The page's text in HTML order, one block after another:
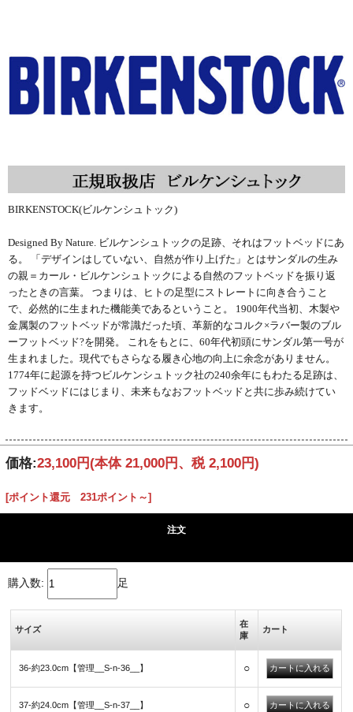
BIRKENSTOCK(ビルケンシュトック)
Designed By Nature. ビルケンシュトックの足跡、それはフットベッドにあ
る。 「デザインはしていない、自然が作り上げた」とはサンダルの生み
の親＝カール・ビルケンシュトックによる自然のフットベッドを振り返
ったときの言葉。 つまりは、ヒトの足型にストレートに向き合うこと
で、必然的に生まれた機能美であるということ。 1900年代当初、木製や
金属製のフットベッドが常識だった頃、革新的なコルク×ラバー製のブル
ーフットベッド?を開発。 これをもとに、60年代初頭にサンダル第一号が
生まれました。現代でもさらなる履き心地の向上に余念がありません。
1774年に起源を持つビルケンシュトック社の240余年にもわたる足跡は、
フッドベッドにはじまり、未来もなおフットベッドと共に歩み続けてい
きます。
価格:23,100円(本体 21,000円、税 2,100円)
[ポイント還元 231ポイント～]
注文
購入数: 足
サイズ
在
庫
カート
36-約23.0cm【管理__S-n-36__】 ○
37-約24.0cm【管理__S-n-37__】 ○